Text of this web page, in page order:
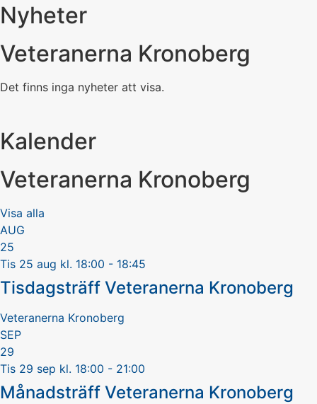
Nyheter
Veteranerna Kronoberg
Det finns inga nyheter att visa.
Kalender
Veteranerna Kronoberg
Visa alla
AUG
25
Tis 25 aug kl. 18:00 - 18:45
Tisdagsträff Veteranerna Kronoberg
Veteranerna Kronoberg
SEP
29
Tis 29 sep kl. 18:00 - 21:00
Månadsträff Veteranerna Kronoberg